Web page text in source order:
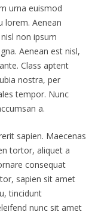
urna euismod
lorem. Aenean
non ipsum
Aenean est nisl,
Class aptent
nostra, per
tempor. Nunc
a.
sapien. Maecenas
tortor, aliquet a
consequat
sapien sit amet
tincidunt
nunc sit amet